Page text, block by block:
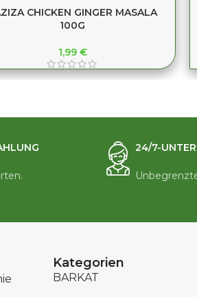
CHICKEN GINGER MASALA
100G
1,99 €
24/7-
Kategorien
BARKAT